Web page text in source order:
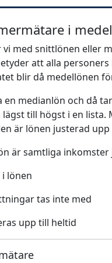
i
vi med snittlönen eller
att alla
blir då medellönen
en medianlön och då
till högst i en
är lönen justerad
är samtliga
lönen
tas inte med
upp till heltid